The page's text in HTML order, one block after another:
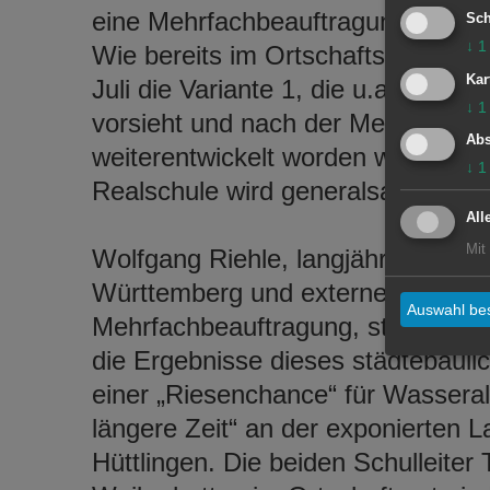
eine Mehrfachbeauftragung und
Wie bereits im Ortschaftsrat
Juli die Variante 1, die u.a. den
vorsieht und nach der
weiterentwickelt worden war. Das
Realschule wird generalsaniert.
Wolfgang Riehle, langjähriger
Württemberg und externer
Mehrfachbeauftragung, stellte
die Ergebnisse dieses
einer „Riesenchance“ für
längere Zeit“ an der exponierten
Hüttlingen. Die beiden Schulleiter
↓ 1
↓ 1
↓ 1
Mit
Auswahl